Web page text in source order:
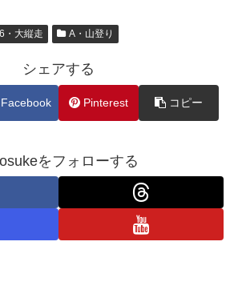
6・大縦走 A・山登り
シェアする
Facebook Pinterest コピー
をフォローする